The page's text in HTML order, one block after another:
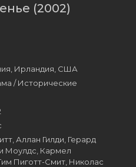
(2002)
Ирландия, США
/ Исторические
Аллан Гилди, Герард
Моулдс, Кармел
Пиготт-Смит, Николас